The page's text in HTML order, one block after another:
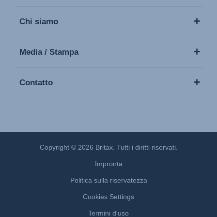
Chi siamo
Media / Stampa
Contatto
Copyright © 2026 Britax. Tutti i diritti riservati.
Impronta
Politica sulla riservatezza
Cookies Settings
Termini d'uso